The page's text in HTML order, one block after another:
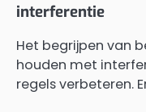
interferentie
Het begrijpen van
houden met
regels verbeteren.